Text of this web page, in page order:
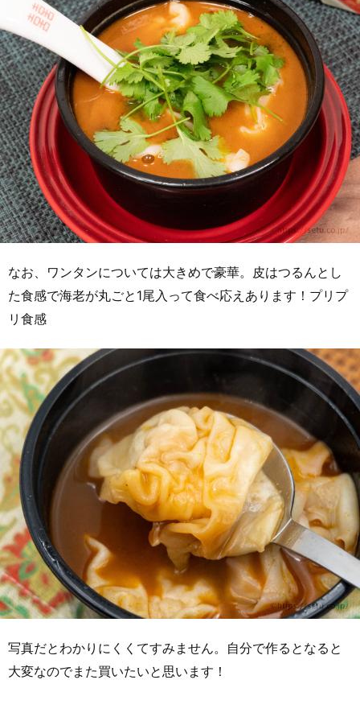
なお、ワンタンについては大きめで豪華。皮はつるんとし
た食感で海老が丸ごと1尾入って食べ応えあります！プリプ
リ食感
写真だとわかりにくくてすみません。自分で作るとなると
大変なのでまた買いたいと思います！